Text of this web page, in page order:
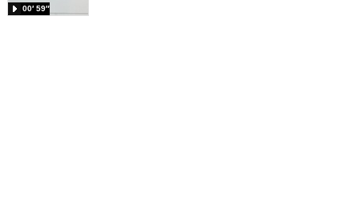
00′ 59″